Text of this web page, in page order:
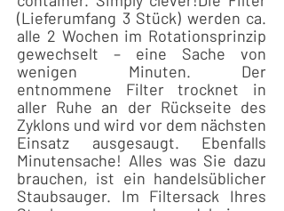
(Lieferumfang 3 Stück) werden ca.
alle 2 Wochen im Rotationsprinzip
gewechselt – eine Sache von
wenigen Minuten. Der
entnommene Filter trocknet in
aller Ruhe an der Rückseite des
Zyklons und wird vor dem nächsten
Einsatz ausgesaugt. Ebenfalls
Minutensache! Alles was Sie dazu
brauchen, ist ein handelsüblicher
Staubsauger. Im Filtersack Ihres